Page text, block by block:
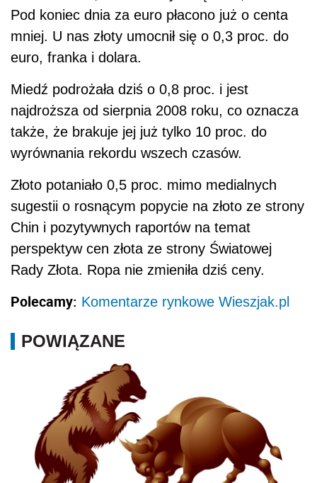
Pod koniec dnia za euro płacono już o centa
mniej. U nas złoty umocnił się o 0,3 proc. do
euro, franka i dolara.
Miedź podrożała dziś o 0,8 proc. i jest
najdroższa od sierpnia 2008 roku, co oznacza
także, że brakuje jej już tylko 10 proc. do
wyrównania rekordu wszech czasów.
Złoto potaniało 0,5 proc. mimo medialnych
sugestii o rosnącym popycie na złoto ze strony
Chin i pozytywnych raportów na temat
perspektyw cen złota ze strony Światowej
Rady Złota. Ropa nie zmieniła dziś ceny.
Polecamy: Komentarze rynkowe Wieszjak.pl
POWIĄZANE